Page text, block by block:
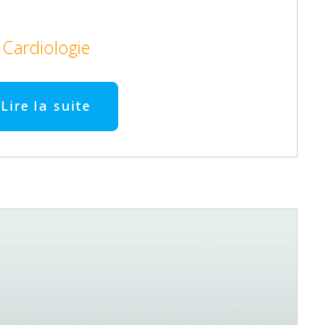
Cardiologie
Lire la suite